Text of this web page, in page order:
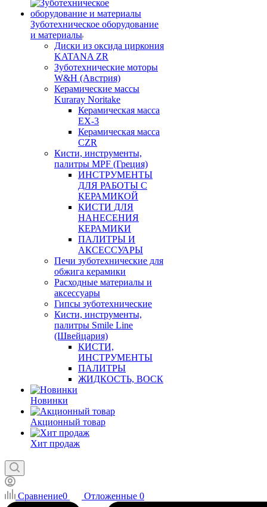
Зуботехническое оборудование
и материалы
Диски из оксида циркония
KATANA ZR
Зуботехнические моторы
W&H (Австрия)
Керамические массы
Kuraray Noritake
Керамическая масса
EX-3
Керамическая масса
CZR
Кисти, инструменты,
палитры MPF (Греция)
ИНСТРУМЕНТЫ
ДЛЯ РАБОТЫ С
КЕРАМИКОЙ
КИСТИ ДЛЯ
НАНЕСЕНИЯ
КЕРАМИКИ
ПАЛИТРЫ И
АКСЕССУАРЫ
Печи зуботехнические для
обжига керамики
Расходные материалы и
аксессуары
Гипсы зуботехнические
Кисти, инструменты,
палитры Smile Line
(Швейцария)
КИСТИ,
ИНСТРУМЕНТЫ
ПАЛИТРЫ
ЖИДКОСТЬ, ВОСК
Новинки
Акционный товар
Хит продаж
Сравнение0 Отложенные 0